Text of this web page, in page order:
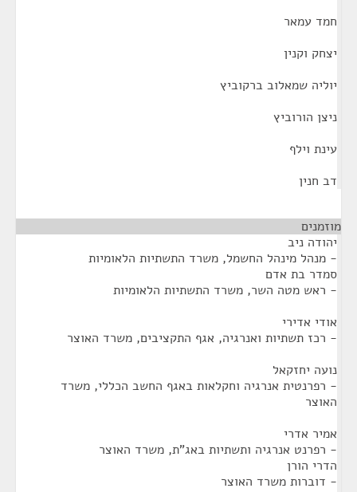
חמד עמאר
יצחק וקנין
יוליה שמאלוב ברקוביץ
ניצן הורוביץ
עינת וילף
דב חנין
מוזמנים
יהודה ניב
- מנהל מינהל החשמל, משרד התשתיות הלאומיות
סמדר בת אדם
- ראש מטה השר, משרד התשתיות הלאומיות
אודי אדירי
- רכז תשתיות ואנרגיה, אגף התקציבים, משרד האוצר
נועה יחזקאל
- רפרנטית אנרגיה וחקלאות באגף החשב הכללי, משרד
האוצר
אמיר אדרי
- רפרנט אנרגיה ותשתיות באג"ת, משרד האוצר
הדרי הורן
- דוברות משרד האוצר